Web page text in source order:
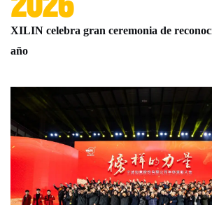
XILIN celebra gran ceremonia de
año